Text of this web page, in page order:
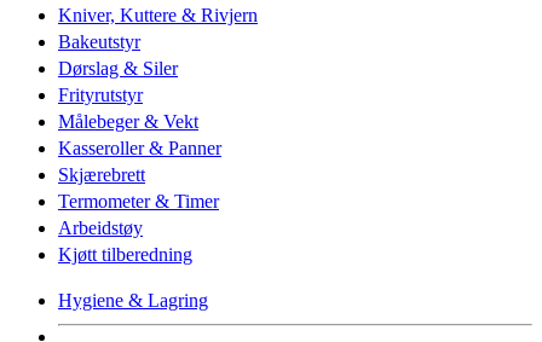
Kniver, Kuttere & Rivjern
Bakeutstyr
Dørslag & Siler
Frityrutstyr
Målebeger & Vekt
Kasseroller & Panner
Skjærebrett
Termometer & Timer
Arbeidstøy
Kjøtt tilberedning
Hygiene & Lagring